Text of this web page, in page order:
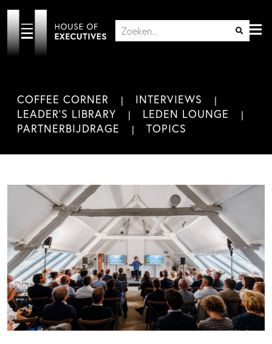
COFFEE CORNER
INTERVIEWS
LEADER'S LIBRARY
LEDEN LOUNGE
PARTNERBIJDRAGE
TOPICS